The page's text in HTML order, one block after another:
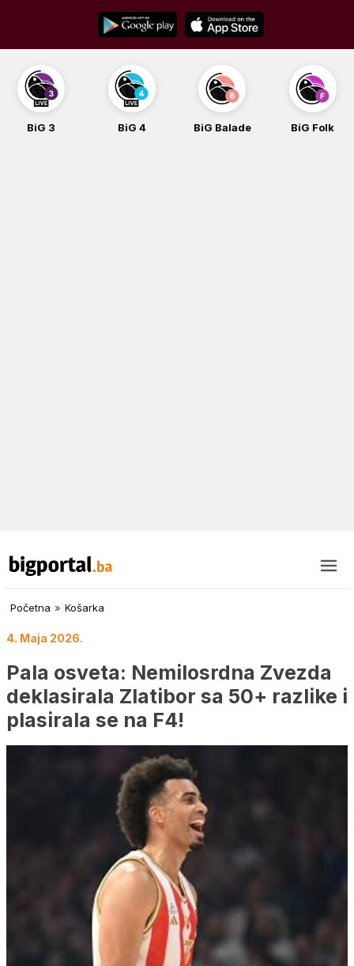
content
BiG 3 BiG 4 BiG Balade BiG Folk
Početna » Košarka
4. Maja 2026.
Pala osveta: Nemilosrdna Zvezda
deklasirala Zlatibor sa 50+ razlike i
plasirala se na F4!